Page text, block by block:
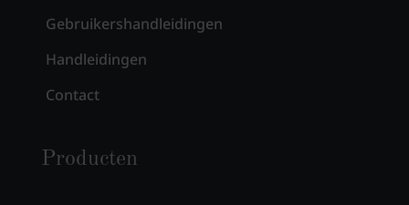
Gebruikershandleidingen
Handleidingen
Contact
Producten